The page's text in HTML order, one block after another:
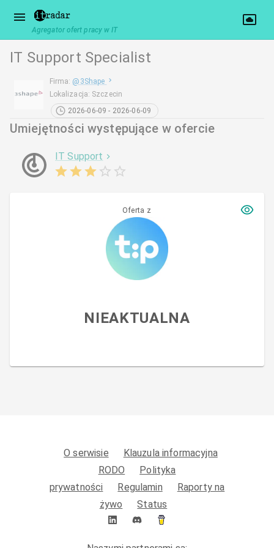
Agregator ofert pracy w IT
IT Support Specialist
Firma: @ 3Shape
Lokalizacja: Szczecin
2026-06-09 - 2026-06-09
Umiejętności występujące w ofercie
IT Support
Oferta z
NIEAKTUALNA
O serwisie
Klauzula informacyjna
RODO
Polityka
prywatności
Regulamin
Raporty na
żywo
Status